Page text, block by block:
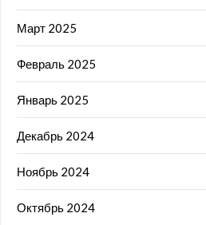
Март 2025
Февраль 2025
Январь 2025
Декабрь 2024
Ноябрь 2024
Октябрь 2024